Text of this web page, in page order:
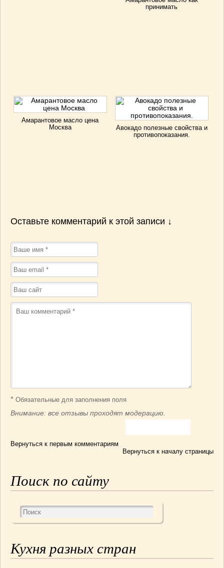
принимать
Амарантовое масло цена
Москва
Авокадо полезные свойства и
противопоказания.
Оставьте комментарий к этой записи ↓
* Обязательные для заполнения поля
Внимание: все отзывы проходят модерацию.
Вернуться к первым комментариям
Вернуться к началу страницы
Поиск по сайту
Кухня разных стран